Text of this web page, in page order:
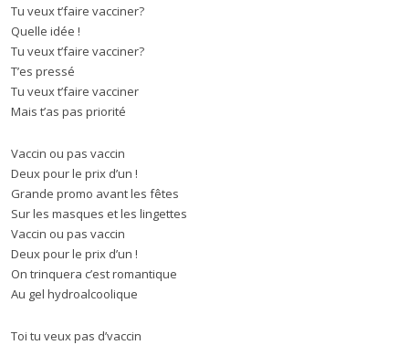
Tu veux t’faire vacciner?
Quelle idée !
Tu veux t’faire vacciner?
T’es pressé
Tu veux t’faire vacciner
Mais t’as pas priorité
Vaccin ou pas vaccin
Deux pour le prix d’un !
Grande promo avant les fêtes
Sur les masques et les lingettes
Vaccin ou pas vaccin
Deux pour le prix d’un !
On trinquera c’est romantique
Au gel hydroalcoolique
Toi tu veux pas d’vaccin